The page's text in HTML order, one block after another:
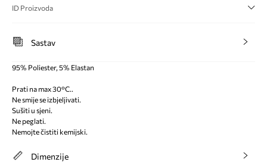
ID Proizvoda
Sastav
95% Poliester, 5% Elastan
Prati na max 30°C..
Ne smije se izbjeljivati.
Sušiti u sjeni.
Ne peglati.
Nemojte čistiti kemijski.
Dimenzije